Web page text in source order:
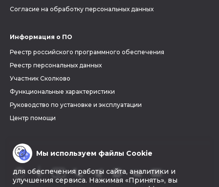
Согласие на обработку персональных данных
Информация о ПО
Реестр российского программного обеспечения
Реестр персональных данных
Участник Сколково
Функциональные характеристики
Руководство по установке и эксплуатации
Центр помощи
Мы используем файлы Cookie
для обеспечения работы сайта, аналитики и
улучшения сервиса. Нажимая «Принять», вы